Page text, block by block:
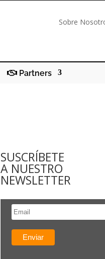
Sobre
Partners
SUSCRÍBETE
A NUESTRO
NEWSLETTER